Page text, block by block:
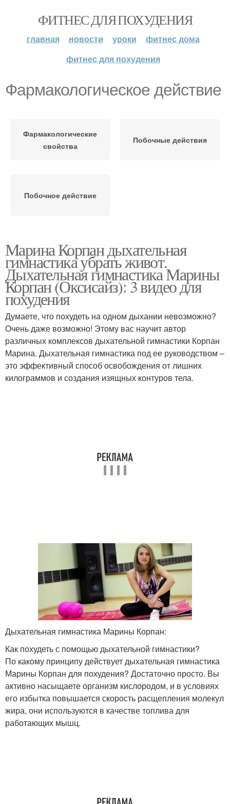
ФИТНЕС ДЛЯ ПОХУДЕНИЯ
главная новости уроки
фитнес дома
фитнес для похудения
Фармакологическое действие
Фармакологические
свойства
Побочные действия
Побочное действие
Марина Корпан дыхательная
гимнастика убрать живот.
Дыхательная гимнастика Марины
Корпан (Оксисайз): 3 видео для
похудения
Думаете, что похудеть на одном дыхании невозможно?
Очень даже возможно! Этому вас научит автор
различных комплексов дыхательной гимнастики Корпан
Марина. Дыхательная гимнастика под ее руководством –
это эффективный способ освобождения от лишних
килограммов и создания изящных контуров тела.
Дыхательная гимнастика Марины Корпан:
Как похудеть с помощью дыхательной гимнастики?
По какому принципу действует дыхательная гимнастика
Марины Корпан для похудения? Достаточно просто. Вы
активно насыщаете организм кислородом, и в условиях
его избытка повышается скорость расщепления молекул
жира, они используются в качестве топлива для
работающих мышц.